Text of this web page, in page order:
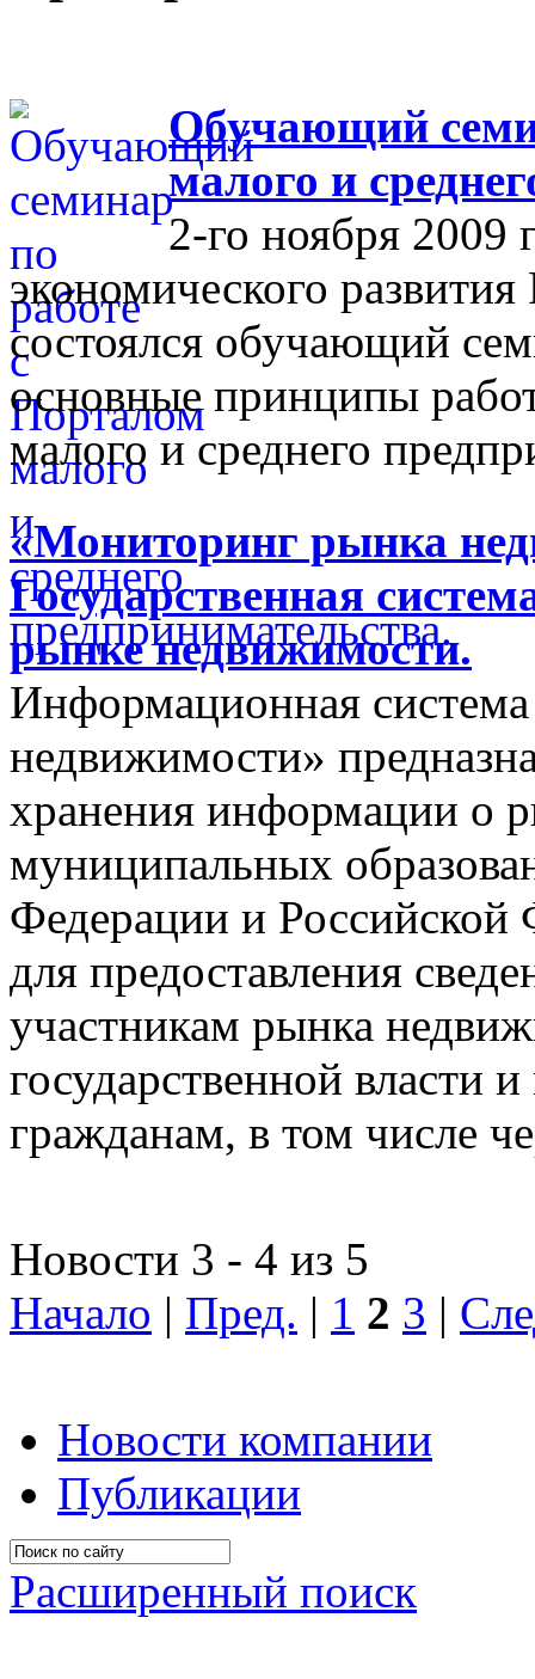
Обучающий
малого и
2-го ноября 2009
экономического
состоялся обучающий
основные принципы
малого и среднего
«Мониторинг рынка
Государственная
рынке недвижимости.
Информационная
недвижимости»
хранения информации о
муниципальных
Федерации и Российской
для предоставления
участникам рынка
государственной власти
гражданам, в том числе
Новости 3 - 4 из 5
Начало | Пред. | 1 2 3 |
Новости компании
Публикации
Расширенный поиск